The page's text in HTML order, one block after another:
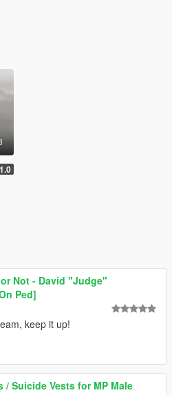
1.0
Not - David "Judge"
Ped]
keep it up!
/ Suicide Vests for MP Male